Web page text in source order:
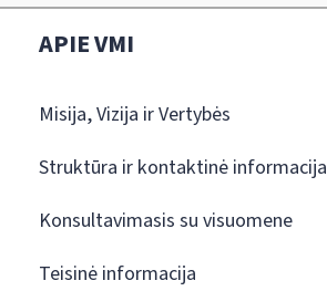
APIE VMI
Misija, Vizija ir Vertybės
Struktūra ir kontaktinė informacija
Konsultavimasis su visuomene
Teisinė informacija